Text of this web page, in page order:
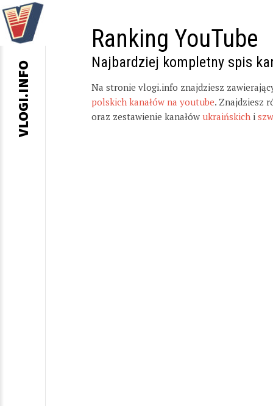
Ranking YouTube
Najbardziej kompletny spis
Na stronie vlogi.info znajdziesz
polskich kanałów na youtube. Znajdziesz
oraz zestawienie kanałów ukraińskich i
VLOGI.INFO